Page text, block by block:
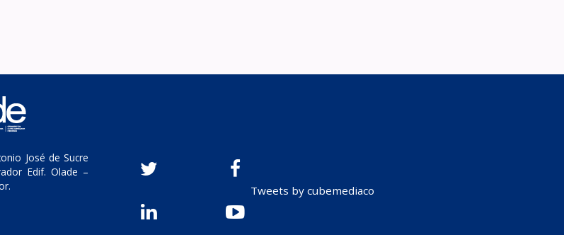
José de Sucre
Edif. Olade –
Tweets by cubemediaco